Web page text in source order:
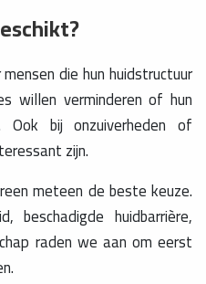
die hun huidstructuur
willen verminderen of hun
bij onzuiverheden of
zijn.
meteen de beste keuze.
beschadigde huidbarrière,
raden we aan om eerst